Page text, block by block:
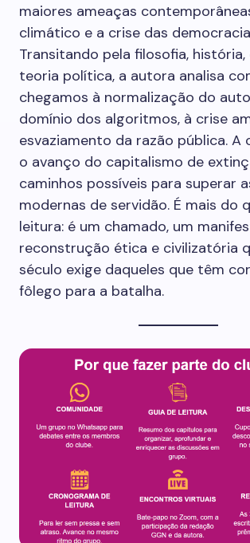
maiores ameaças
climático e a crise das
Transitando pela filosofia,
teoria política, a autora analisa
chegamos à normalização do
domínio dos algoritmos, à crise
esvaziamento da razão pública. A
o avanço do capitalismo de
caminhos possíveis para superar
modernas de servidão. É mais do
leitura: é um chamado, um
reconstrução ética e civilizatória
século exige daqueles que têm
fôlego para a batalha.